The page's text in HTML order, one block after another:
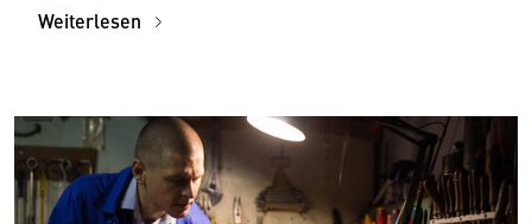
Weiterlesen